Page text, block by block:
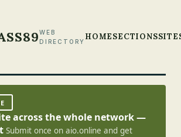
WEB
DIRECTORY HOMESECTIONS
across the whole network —
Submit once on aio.online and get